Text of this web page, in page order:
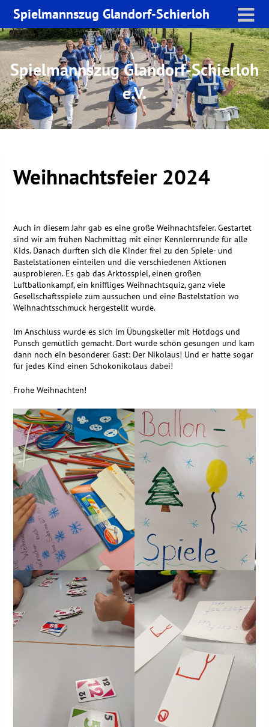
Skip
content
Spielmannszug Glandorf-Schierloh
Spielmannszug Glandorf-Schierloh
e.V.
Weihnachtsfeier 2024
Auch in diesem Jahr gab es eine große Weihnachtsfeier. Gestartet
sind wir am frühen Nachmittag mit einer Kennlernrunde für alle
Kids. Danach durften sich die Kinder frei zu den Spiele- und
Bastelstationen einteilen und die verschiedenen Aktionen
ausprobieren. Es gab das Arktosspiel, einen großen
Luftballonkampf, ein kniffliges Weihnachtsquiz, ganz viele
Gesellschaftsspiele zum aussuchen und eine Bastelstation wo
Weihnachtsschmuck hergestellt wurde.
Im Anschluss wurde es sich im Übungskeller mit Hotdogs und
Punsch gemütlich gemacht. Dort wurde schön gesungen und kam
dann noch ein besonderer Gast: Der Nikolaus! Und er hatte sogar
für jedes Kind einen Schokonikolaus dabei!
Frohe Weihnachten!